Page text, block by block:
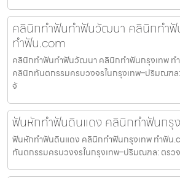
คลินิกทำฟันทำฟันวัฒนา คลินิกทำฟั
ทำฟัน.com
คลินิกทำฟันทำฟันวัฒนา คลินิกทำฟันกรุงเทพ ท
คลินิกทันตกรรมครบวงจรในกรุงเทพ–ปริมณฑ
จั
ฟันหักทำฟันดินแดง คลินิกทำฟันกรุ
ฟันหักทำฟันดินแดง คลินิกทำฟันกรุงเทพ ทำฟัน
ทันตกรรมครบวงจรในกรุงเทพ–ปริมณฑล: ตรว